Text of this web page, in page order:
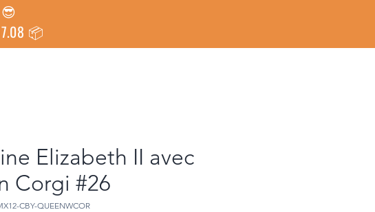
😎
📦
Elizabeth II avec
Corgi #26
CBY-QUEENWCOR